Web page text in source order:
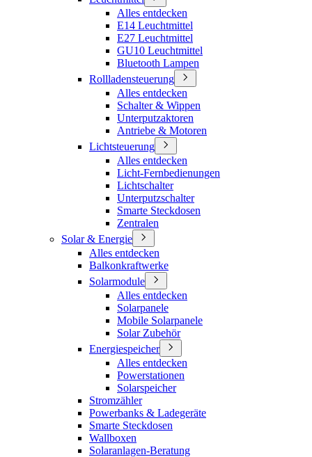
Alles entdecken
E14 Leuchtmittel
E27 Leuchtmittel
GU10 Leuchtmittel
Bluetooth Lampen
Rollladensteuerung
Alles entdecken
Schalter & Wippen
Unterputzaktoren
Antriebe & Motoren
Lichtsteuerung
Alles entdecken
Licht-Fernbedienungen
Lichtschalter
Unterputzschalter
Smarte Steckdosen
Zentralen
Solar & Energie
Alles entdecken
Balkonkraftwerke
Solarmodule
Alles entdecken
Solarpanele
Mobile Solarpanele
Solar Zubehör
Energiespeicher
Alles entdecken
Powerstationen
Solarspeicher
Stromzähler
Powerbanks & Ladegeräte
Smarte Steckdosen
Wallboxen
Solaranlagen-Beratung